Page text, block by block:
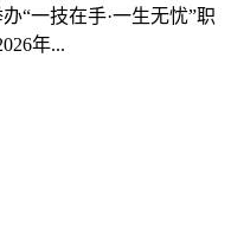
“一技在手·一生无忧”职
年...